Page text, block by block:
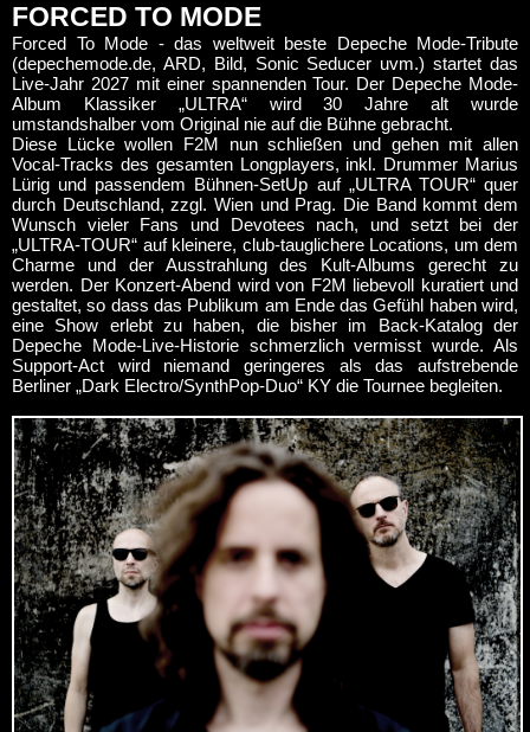
FORCED TO MODE
Forced To Mode - das weltweit beste Depeche Mode-Tribute
(depechemode.de, ARD, Bild, Sonic Seducer uvm.) startet das
Live-Jahr 2027 mit einer spannenden Tour. Der Depeche Mode-
Album Klassiker „ULTRA“ wird 30 Jahre alt wurde
umstandshalber vom Original nie auf die Bühne gebracht.
Diese Lücke wollen F2M nun schließen und gehen mit allen
Vocal-Tracks des gesamten Longplayers, inkl. Drummer Marius
Lürig und passendem Bühnen-SetUp auf „ULTRA TOUR“ quer
durch Deutschland, zzgl. Wien und Prag. Die Band kommt dem
Wunsch vieler Fans und Devotees nach, und setzt bei der
„ULTRA-TOUR“ auf kleinere, club-tauglichere Locations, um dem
Charme und der Ausstrahlung des Kult-Albums gerecht zu
werden. Der Konzert-Abend wird von F2M liebevoll kuratiert und
gestaltet, so dass das Publikum am Ende das Gefühl haben wird,
eine Show erlebt zu haben, die bisher im Back-Katalog der
Depeche Mode-Live-Historie schmerzlich vermisst wurde. Als
Support-Act wird niemand geringeres als das aufstrebende
Berliner „Dark Electro/SynthPop-Duo“ KY die Tournee begleiten.